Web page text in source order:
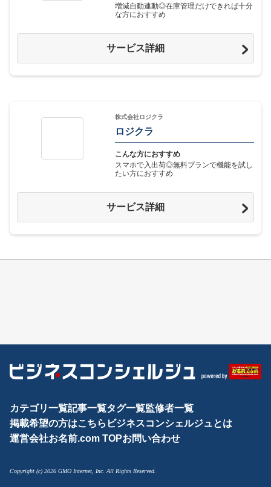
増減自動連動◎在庫管理だけできれば十分
な方におすすめ
サービス詳細
株式会社ロジクラ
ロジクラ
こんな方におすすめ
スマホで入出荷◎無料プランで機能を試し
たい方におすすめ
サービス詳細
カテゴリ一覧記事一覧タグ一覧監修者一覧
掲載希望の方はこちら ビジネスコンシェルジュとは
運営会社お名前.com TOPお問い合わせ
Copyright (c) 2026 GMO Internet, Inc. All Rights Reserved.